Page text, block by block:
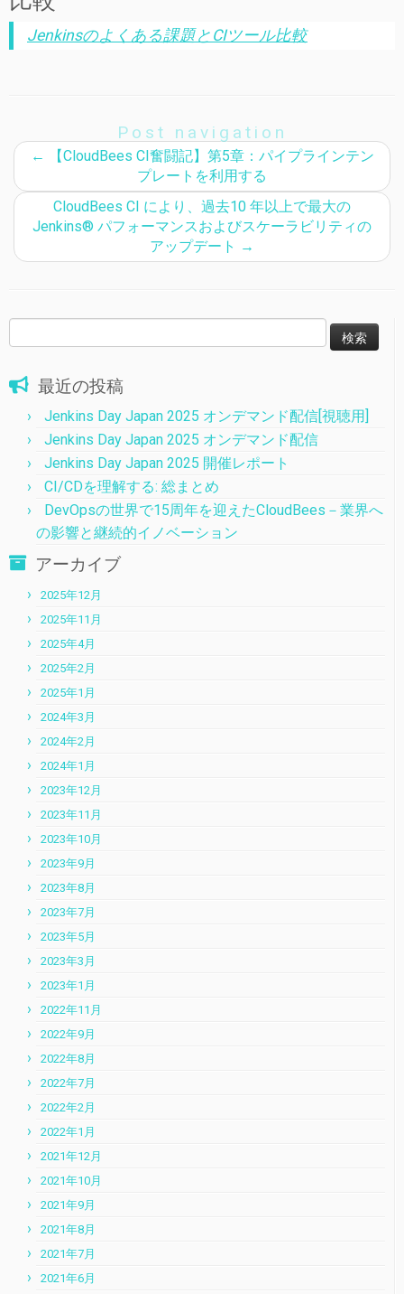
Jenkinsのよくある課題とCIツール比較
Post navigation
←
【CloudBees CI奮闘記】第5章：パイプラインテン
プレートを利用する
CloudBees CI により、過去10 年以上で最大の
Jenkins® パフォーマンスおよびスケーラビリティの
アップデート →
索:
最近の投稿
Jenkins Day Japan 2025 オンデマンド配信[視聴用]
Jenkins Day Japan 2025 オンデマンド配信
Jenkins Day Japan 2025 開催レポート
CI/CDを理解する: 総まとめ
DevOpsの世界で15周年を迎えたCloudBees－業界へ
の影響と継続的イノベーション
アーカイブ
2025年12月
2025年11月
2025年4月
2025年2月
2025年1月
2024年3月
2024年2月
2024年1月
2023年12月
2023年11月
2023年10月
2023年9月
2023年8月
2023年7月
2023年5月
2023年3月
2023年1月
2022年11月
2022年9月
2022年8月
2022年7月
2022年2月
2022年1月
2021年12月
2021年10月
2021年9月
2021年8月
2021年7月
2021年6月